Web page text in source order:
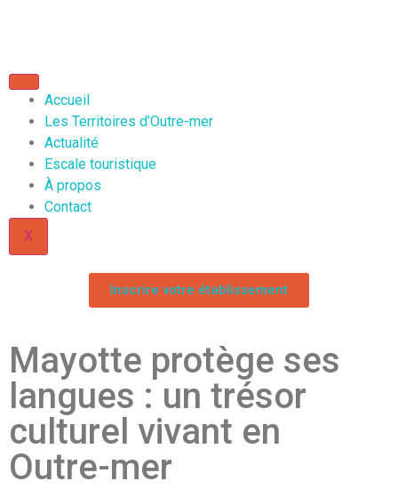
Accueil
Les Territoires d’Outre-mer
Actualité
Escale touristique
À propos
Contact
X
Inscrire votre établissement
Mayotte protège ses
langues : un trésor
culturel vivant en
Outre-mer